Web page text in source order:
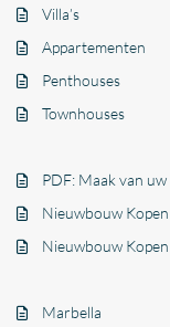
Villa’s
Appartementen
Penthouses
Townhouses
PDF: Maak van
Nieuwbouw
Nieuwbouw
Marbella